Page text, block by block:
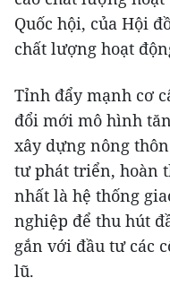
Quốc hội, của Hội
chất lượng hoạt
Tỉnh đẩy mạnh cơ
đổi mới mô hình
xây dựng nông
tư phát triển, hoàn
nhất là hệ thống
nghiệp để thu hút
gắn với đầu tư các
lũ.